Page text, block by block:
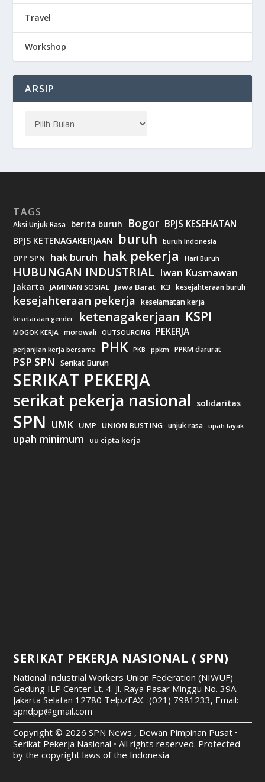
Travel
Workshop
ARSIP
TAGS
Aksi Unjuk Rasa berita buruh Bogor BPJS KESEHATAN
BPJS KETENAGAKERJAAN buruh buruh Indonesia
DPP SPN hak buruh hak pekerja Hari Buruh
HUBUNGAN INDUSTRIAL Iwan Kusmawan
Jakarta JAMINAN SOSIAL Jawa Barat K3 kesejahteraan buruh
kesejahteraan pekerja keselamatan kerja
kesetaraan gender ketenagakerjaan KSPI
MOGOK KERJA morowali OUTSOURCING PEKERJA
perjanjian kerja bersama PHK PKB ppkm PPKM darurat
PSP SPN Serikat Buruh
SERIKAT PEKERJA
serikat pekerja nasional solidaritas
SPN UMK UMP UNION BUSTING unjuk rasa upah layak
upah minimum uu cipta kerja
SERIKAT PEKERJA NASIONAL ( SPN)
National Industrial Workers Union Federation (NIWUF)
Gedung ILP Center Lt. 4. Jl. Raya Pasar Minggu No. 39A
Jakarta Selatan 12780 Telp./FAX. :(021) 7981233, Email:
spndpp@gmail.com
Copyright © 2026 SPN News , Dewan Pimpinan Pusat •
Serikat Pekerja Nasional • All rights reserved. Protected
by the copyright laws of the Indonesia